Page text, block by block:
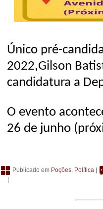
Único pré-
2022,Gilson
candidatura a
O evento
26 de junho
Publicado em Poções, Política |
|